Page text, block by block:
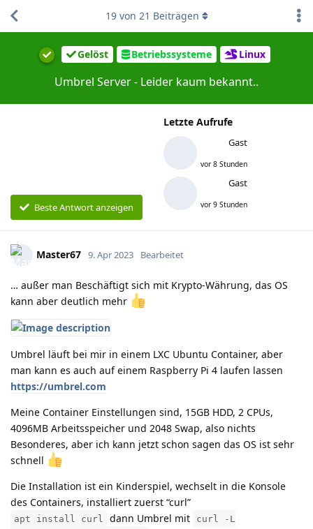
Gelöst Betriebssysteme Linux
Umbrel Server - Leider kaum bekannt..
Beste Antwort anzeigen
Letzte Aufrufe
Gast
vor 8 Stunden
Gast
vor 9 Stunden
19von 21 Beiträgen
Master67 9. Apr 2023 Bearbeitet
… außer man Beschäftigt sich mit Krypto-Währung, das OS
kann aber deutlich mehr
Umbrel läuft bei mir in einem LXC Ubuntu Container, aber
man kann es auch auf einem Raspberry Pi 4 laufen lassen
https://umbrel.com
Meine Container Einstellungen sind, 15GB HDD, 2 CPUs,
4096MB Arbeitsspeicher und 2048 Swap, also nichts
Besonderes, aber ich kann jetzt schon sagen das OS ist sehr
schnell
Die Installation ist ein Kinderspiel, wechselt in die Konsole
des Containers, installiert zuerst “curl”
apt install curl dann Umbrel mit
curl -L